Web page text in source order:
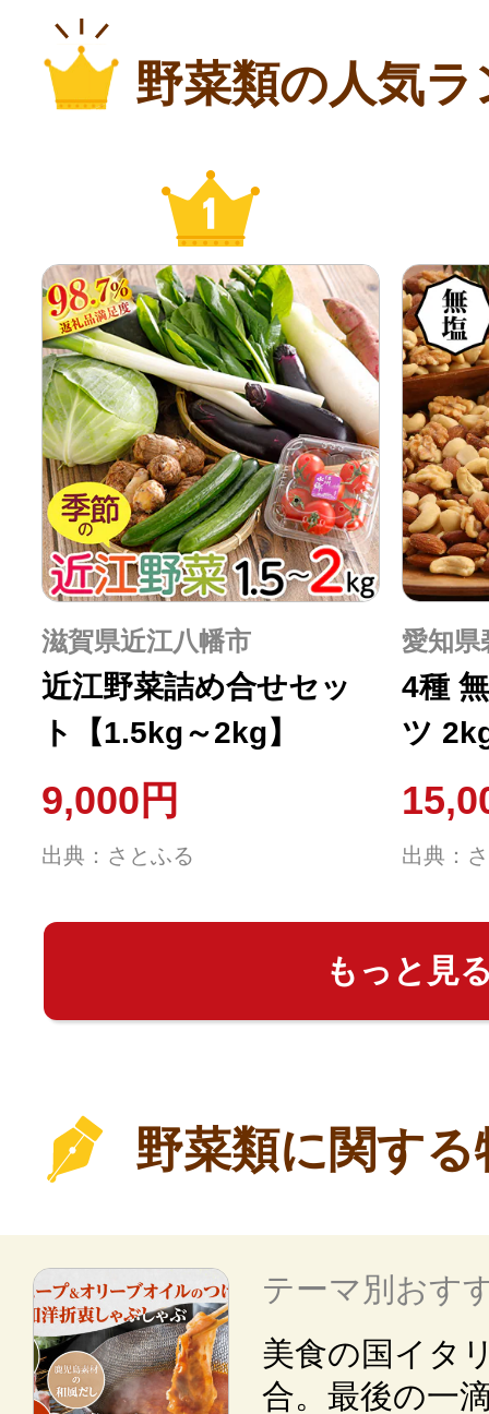
野菜類の人気
滋賀県近江八幡市
近江野菜詰め合せセッ
ト【1.5kg～2kg】
9,000円
出典：さとふる
愛知県
4種
ツ
151
出典：
もっと見
野菜類に関する
テーマ別おす
美食の国イタ
合。最後の一